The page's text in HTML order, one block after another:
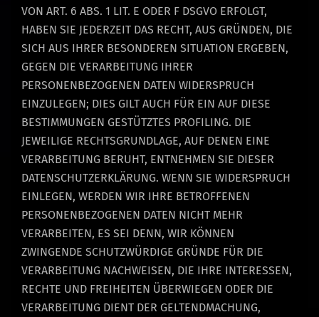
VON ART. 6 ABS. 1 LIT. E ODER F DSGVO ERFOLGT,
HABEN SIE JEDERZEIT DAS RECHT, AUS GRÜNDEN, DIE
SICH AUS IHRER BESONDEREN SITUATION ERGEBEN,
GEGEN DIE VERARBEITUNG IHRER
PERSONENBEZOGENEN DATEN WIDERSPRUCH
EINZULEGEN; DIES GILT AUCH FÜR EIN AUF DIESE
BESTIMMUNGEN GESTÜTZTES PROFILING. DIE
JEWEILIGE RECHTSGRUNDLAGE, AUF DENEN EINE
VERARBEITUNG BERUHT, ENTNEHMEN SIE DIESER
DATENSCHUTZERKLÄRUNG. WENN SIE WIDERSPRUCH
EINLEGEN, WERDEN WIR IHRE BETROFFENEN
PERSONENBEZOGENEN DATEN NICHT MEHR
VERARBEITEN, ES SEI DENN, WIR KÖNNEN
ZWINGENDE SCHUTZWÜRDIGE GRÜNDE FÜR DIE
VERARBEITUNG NACHWEISEN, DIE IHRE INTERESSEN,
RECHTE UND FREIHEITEN ÜBERWIEGEN ODER DIE
VERARBEITUNG DIENT DER GELTENDMACHUNG,